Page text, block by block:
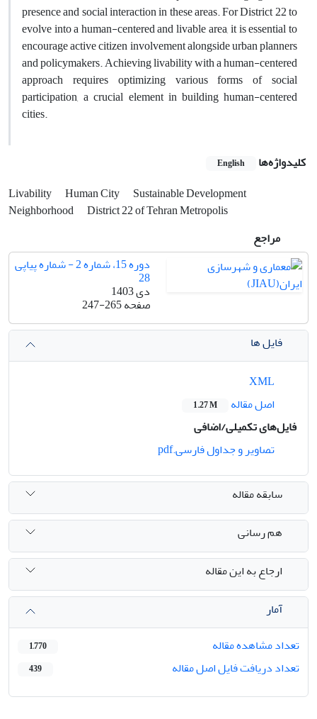
presence and social interaction in these areas. For District 22 to
evolve into a human-centered and livable area, it is essential to
encourage active citizen involvement alongside urban planners
and policymakers. Achieving livability with a human-centered
approach requires optimizing various forms of social
participation, a crucial element in building human-centered
cities.
کلیدواژه‌ها English
Livability Human City
Sustainable Development
Neighborhood
District 22 of Tehran Metropolis
مراجع
دوره 15، شماره 2 - شماره پیاپی
28
دی 1403
صفحه247-265
فایل ها
اصل مقاله
1.27 M
فایل‌های تکمیلی/اضافی
تصاویر و جداول فارسی.pdf
سابقه مقاله
هم رسانی
ارجاع به این مقاله
آمار
تعداد مشاهده مقاله
1,770
تعداد دریافت فایل اصل مقاله 439